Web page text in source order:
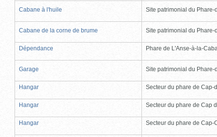
Cabane à l'huile Site patrimonial du Phare-
Cabane de la corne de brume Site patrimonial du Phare-
Dépendance Phare de L'Anse-à-la-
Garage Site patrimonial du Phare-
Hangar Secteur du phare de Cap-
Hangar Secteur du phare de Cap
Hangar Secteur du phare de Cap-